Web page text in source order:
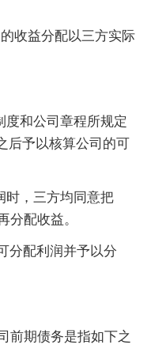
收益分配以三方实际
和公司章程所规定
后予以核算公司的可
，三方均同意把
分配收益。
配利润并予以分
期债务是指如下之